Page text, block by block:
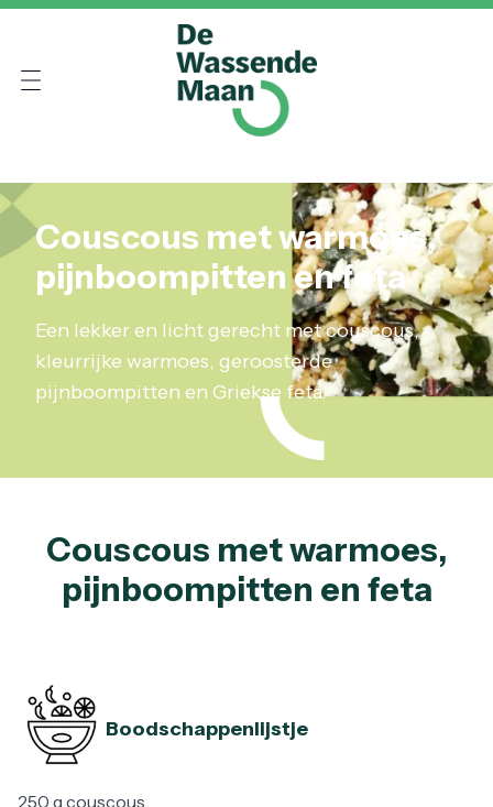
Couscous met warmoes,
pijnboompitten en feta
Een lekker en licht gerecht met couscous,
kleurrijke warmoes, geroosterde
pijnboompitten en Griekse feta.
Couscous met warmoes,
pijnboompitten en feta
Boodschappenlijstje
250 g couscous